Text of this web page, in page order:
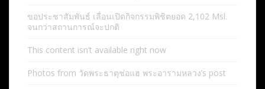
ขอประชาสัมพันธ์ เลื่อนเปิดกิจกรรมพิชิตยอด 2,102 Msl.
จนกว่าสถานการณ์จะปกติ
This content isn’t available right now
Photos from วัดพระธาตุช่อแฮ พระอารามหลวง’s post